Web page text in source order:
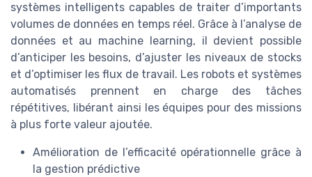
systèmes intelligents capables de traiter d’importants
volumes de données en temps réel. Grâce à l’analyse de
données et au machine learning, il devient possible
d’anticiper les besoins, d’ajuster les niveaux de stocks
et d’optimiser les flux de travail. Les robots et systèmes
automatisés prennent en charge des tâches
répétitives, libérant ainsi les équipes pour des missions
à plus forte valeur ajoutée.
Amélioration de l’efficacité opérationnelle grâce à
la gestion prédictive